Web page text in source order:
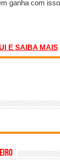
ganha com
E SAIBA MAIS